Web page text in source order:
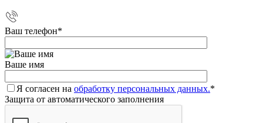
Ваш телефон*
Ваше имя
Я согласен на обработку персональных данных.*
Защита от автоматического заполнения